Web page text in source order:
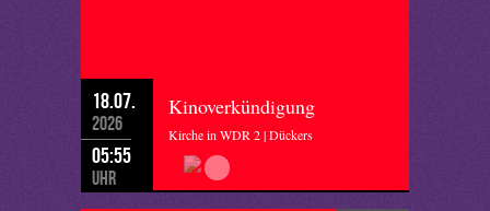
18.07.
2026
05:55
Uhr
Kinoverkündigung
Kirche in WDR 2 | Dückers